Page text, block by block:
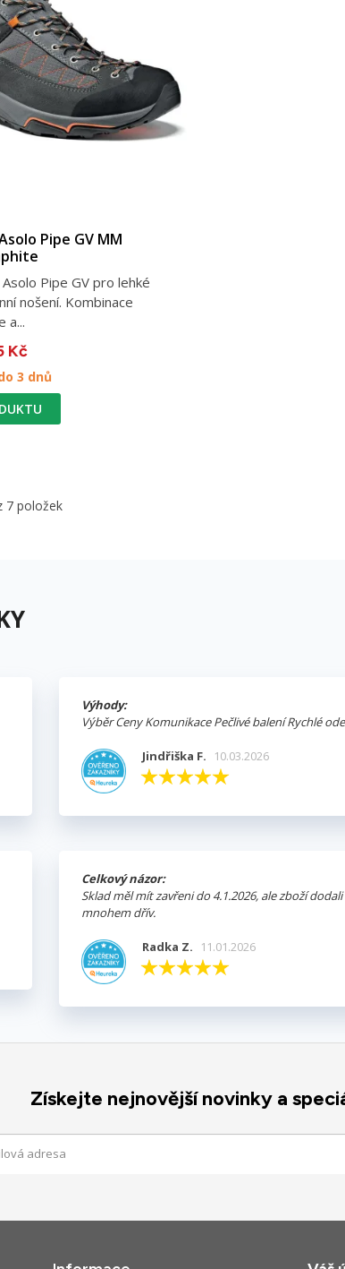
Pipe GV MM
Pipe GV pro lehké
nošení. Kombinace
a...
Kč
3 dnů
7 položek
Výhody:
Výběr Ceny Komunikace Pečlivé balení Rychlé
Jindřiška F. 10.03.2026
Celkový názor:
Sklad měl mít zavřeni do 4.1.2026, ale zboží dodali
mnohem dřív.
Radka Z. 11.01.2026
Získejte nejnovější novinky a